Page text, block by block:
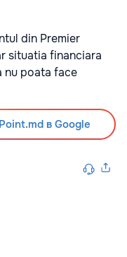
din Premier
situatia financiara
nu poata face
в Google